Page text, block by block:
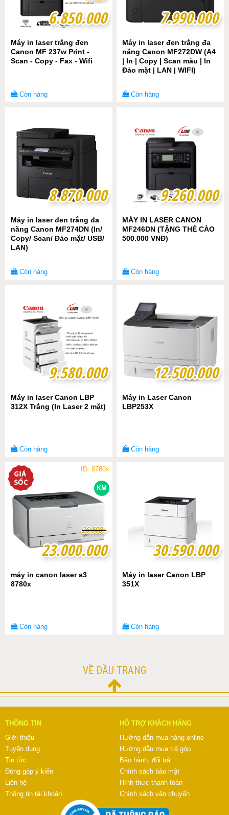
6.850.000
6.850.000
Máy in laser trắng đen
Canon MF 237w Print -
Scan - Copy - Fax - Wifi
Còn hàng
7.990.000
7.990.000
Máy in laser đen trắng đa
năng Canon MF272DW (A4
| In | Copy | Scan màu | In
Đảo mặt | LAN | WIFI)
Còn hàng
8.870.000
8.870.000
Máy in laser đen trắng đa
năng Canon MF274DN (In/
Copy/ Scan/ Đảo mặt/ USB/
LAN)
Còn hàng
9.260.000
9.260.000
MÁY IN LASER CANON
MF246DN (TẶNG THẺ CÀO
500.000 VNĐ)
Còn hàng
9.580.000
9.580.000
Máy in laser Canon LBP
312X Trắng (In Laser 2 mặt)
Còn hàng
12.500.000
12.500.000
Máy in Laser Canon
LBP253X
Còn hàng
KM
ID: 8780x
23.000.000
23.000.000
26.800.-
26.800.-
máy in canon laser a3
8780x
Còn hàng
30.590.000
30.590.000
Máy in laser Canon LBP
351X
Còn hàng
VỀ ĐẦU TRANG
THÔNG TIN
Giới thiệu
Tuyển dụng
Tin tức
Đóng góp ý kiến
Liên hệ
Thông tin tài khoản
HỖ TRỢ KHÁCH HÀNG
Hướng dẫn mua hàng online
Hướng dẫn mua trả góp
Bảo hành, đổi trả
Chính sách bảo mật
Hình thức thanh toán
Chính sách vận chuyển